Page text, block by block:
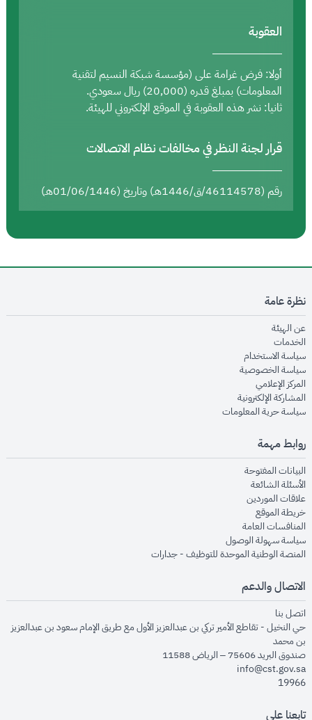
العقوبة
أولا: فرض غرامة على (مؤسسة شبكة النسيم لتقنية
المعلومات) بمبلغ قدره (20,000) ريال سعودي.
ثانيا: نشر هذه العقوبة في الموقع الإلكتروني للهيئة.
قرار لجنة النظر في مخالفات نظام الاتصالات
رقم (46114578/ق/1446هـ) وتاريخ (01/06/1446هـ)
نظرة عامة
عن الهيئةopens in new window
الخدماتopens in new window
سياسة الاستخدام
سياسة الخصوصيةopens in new window
المركز الإعلاميopens in new window
المشاركة الإلكترونيةopens in new window
سياسة حرية المعلوماتopens in new window
روابط مهمة
البيانات المفتوحةopens in new window
الأسئلة الشائعةopens in new window
علاقات الموردينopens in new window
خريطة الموقعopens in new window
المنافسات العامةopens in new window
سياسة سهولة الوصولopens in new window
المنصة الوطنية الموحدة للتوظيف - جداراتopens in new window
الاتصال والدعم
اتصل بنا
حي النخيل - تقاطع الأمير تركي بن عبدالعزيز الأول مع طريق الإمام سعود بن عبدالعزيز
بن محمد
صندوق البريد 75606 – الرياض 11588
info@cst.gov.sa
19966
تابعنا على